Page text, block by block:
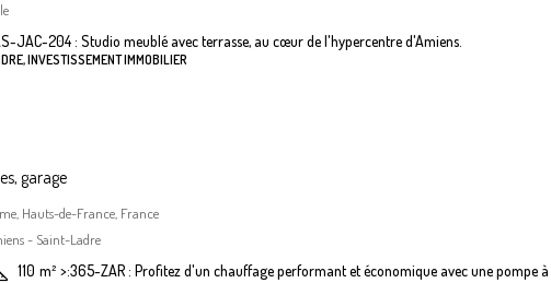
JAC-204 : Studio meublé avec terrasse, au cœur de l'hypercentre d'Amiens.
INVESTISSEMENT IMMOBILIER
garage
Hauts-de-France, France
- Saint-Ladre
110 m² >:365-ZAR : Profitez d'un chauffage performant et économique avec une pompe